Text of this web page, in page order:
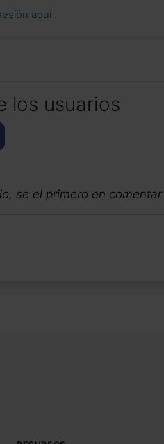
aquí .
los usuarios
se el primero en comentar